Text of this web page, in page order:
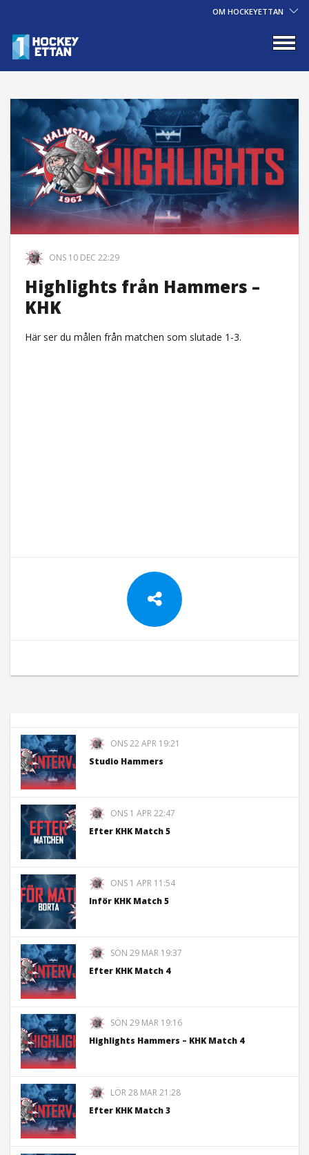
OM HOCKEYETTAN
ONS 10 DEC 22:29
Highlights från Hammers –
KHK
Här ser du målen från matchen som slutade 1-3.
ONS 22 APR 19:21
Studio Hammers
ONS 1 APR 22:47
Efter KHK Match 5
ONS 1 APR 11:54
Inför KHK Match 5
SÖN 29 MAR 19:37
Efter KHK Match 4
SÖN 29 MAR 19:16
Highlights Hammers – KHK Match 4
LÖR 28 MAR 21:28
Efter KHK Match 3